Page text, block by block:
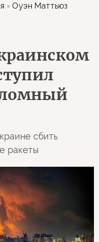
Оуэн Маттьюз
сбить
ракеты